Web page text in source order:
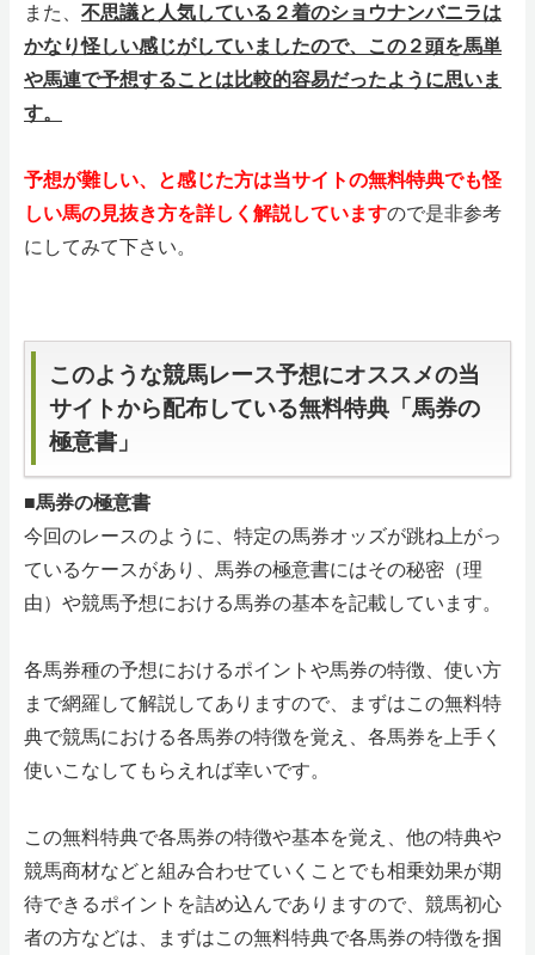
また、 不思議と人気している２着のショウナンバニラは
かなり怪しい感じがしていましたので、この２頭を馬単
や馬連で予想することは比較的容易だったように思いま
す。
予想が難しい、と感じた方は当サイトの無料特典でも怪
しい馬の見抜き方を詳しく解説していますので是非参考
にしてみて下さい。
このような競馬レース予想にオススメの当
サイトから配布している無料特典「馬券の
極意書」
■馬券の極意書
今回のレースのように、特定の馬券オッズが跳ね上がっ
ているケースがあり、馬券の極意書にはその秘密（理
由）や競馬予想における馬券の基本を記載しています。
各馬券種の予想におけるポイントや馬券の特徴、使い方
まで網羅して解説してありますので、まずはこの無料特
典で競馬における各馬券の特徴を覚え、各馬券を上手く
使いこなしてもらえれば幸いです。
この無料特典で各馬券の特徴や基本を覚え、他の特典や
競馬商材などと組み合わせていくことでも相乗効果が期
待できるポイントを詰め込んでありますので、競馬初心
者の方などは、まずはこの無料特典で各馬券の特徴を掴